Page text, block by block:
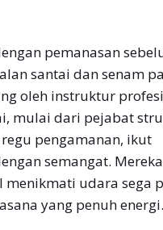
pemanasan
santai dan senam
oleh instruktur
mulai dari pejabat
pengamanan, ikut
semangat.
menikmati udara sega
yang penuh energi.